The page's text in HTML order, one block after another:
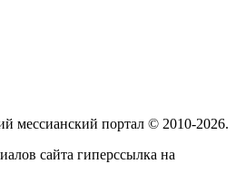
мессианский портал © 2010-2026.
сайта гиперссылка на